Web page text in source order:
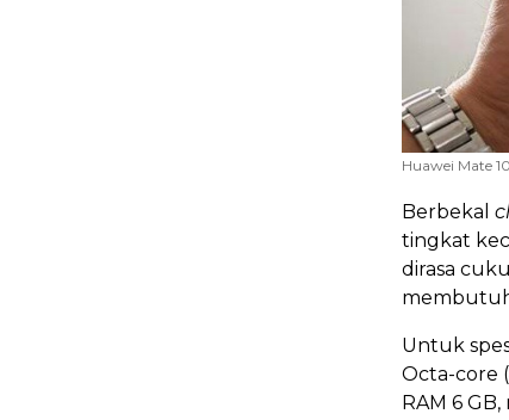
Huawei Mate
Berbekal
tingkat
dirasa
Untuk
Octa-core
RAM 6